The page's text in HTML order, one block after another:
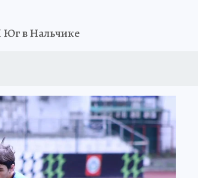
Юг в Нальчике